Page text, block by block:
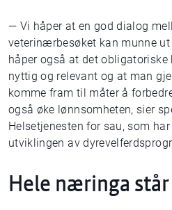
— Vi håper at en god dialog
veterinærbesøket kan munne
håper også at det
nyttig og relevant og at man
komme fram til måter å
også øke lønnsomheten, sier
Helsetjenesten for sau, som
utviklingen av
Hele næringa